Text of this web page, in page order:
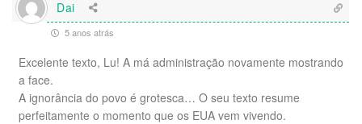
Dai
5 anos atrás
Excelente texto, Lu! A má administração novamente mostrando
a face.
A ignorância do povo é grotesca… O seu texto resume
perfeitamente o momento que os EUA vem vivendo.